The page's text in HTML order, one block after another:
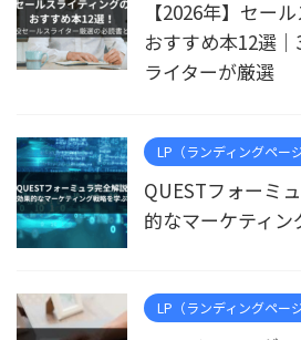
【2026年】セー
おすすめ本12選
ライターが厳選
LP（ランディングページ
QUESTフォーミ
的なマーケティ
LP（ランディングページ